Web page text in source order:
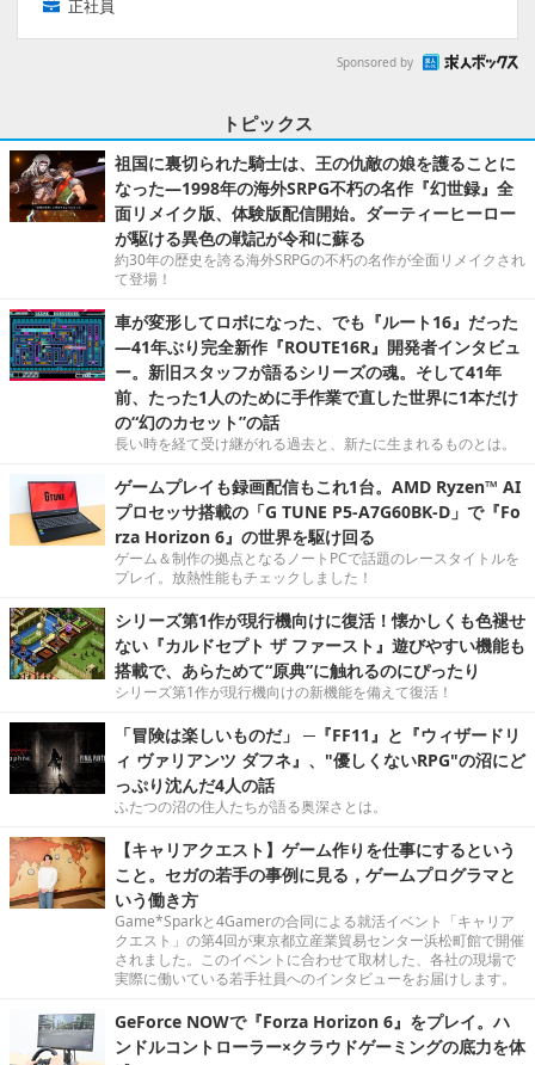
正社員
Sponsored by
トピックス
祖国に裏切られた騎士は、王の仇敵の娘を護ることに
なった―1998年の海外SRPG不朽の名作『幻世録』全
面リメイク版、体験版配信開始。ダーティーヒーロー
が駆ける異色の戦記が令和に蘇る
約30年の歴史を誇る海外SRPGの不朽の名作が全面リメイクされ
て登場！
車が変形してロボになった、でも『ルート16』だった
―41年ぶり完全新作『ROUTE16R』開発者インタビュ
ー。新旧スタッフが語るシリーズの魂。そして41年
前、たった1人のために手作業で直した世界に1本だけ
の“幻のカセット”の話
長い時を経て受け継がれる過去と、新たに生まれるものとは。
ゲームプレイも録画配信もこれ1台。AMD Ryzen™ AI
プロセッサ搭載の「G TUNE P5-A7G60BK-D」で『Fo
rza Horizon 6』の世界を駆け回る
ゲーム＆制作の拠点となるノートPCで話題のレースタイトルを
プレイ。放熱性能もチェックしました！
シリーズ第1作が現行機向けに復活！懐かしくも色褪せ
ない『カルドセプト ザ ファースト』遊びやすい機能も
搭載で、あらためて“原典”に触れるのにぴったり
シリーズ第1作が現行機向けの新機能を備えて復活！
「冒険は楽しいものだ」 ─『FF11』と『ウィザードリ
ィ ヴァリアンツ ダフネ』、"優しくないRPG"の沼にど
っぷり沈んだ4人の話
ふたつの沼の住人たちが語る奥深さとは。
【キャリアクエスト】ゲーム作りを仕事にするという
こと。セガの若手の事例に見る，ゲームプログラマと
いう働き方
Game*Sparkと4Gamerの合同による就活イベント「キャリア
クエスト」の第4回が東京都立産業貿易センター浜松町館で開催
されました。このイベントに合わせて取材した、各社の現場で
実際に働いている若手社員へのインタビューをお届けします。
GeForce NOWで『Forza Horizon 6』をプレイ。ハ
ンドルコントローラー×クラウドゲーミングの底力を体